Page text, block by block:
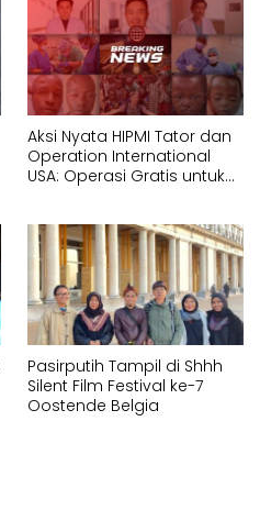
Aksi Nyata HIPMI Tator dan
Operation International
USA: Operasi Gratis untuk
2026
Pasirputih Tampil di Shhh
Silent Film Festival ke-7
Oostende Belgia